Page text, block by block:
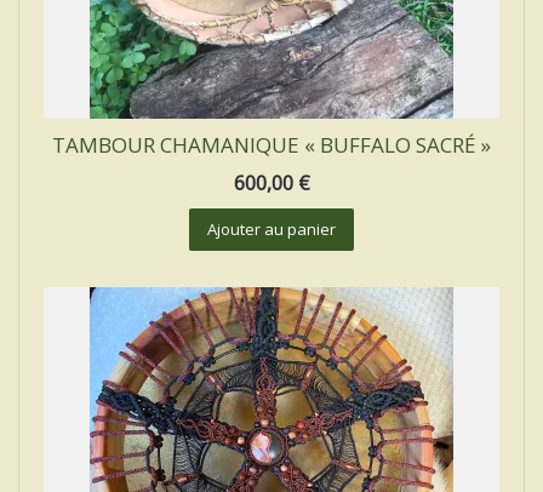
TAMBOUR CHAMANIQUE « BUFFALO SACRÉ »
600,00 €
Ajouter au panier